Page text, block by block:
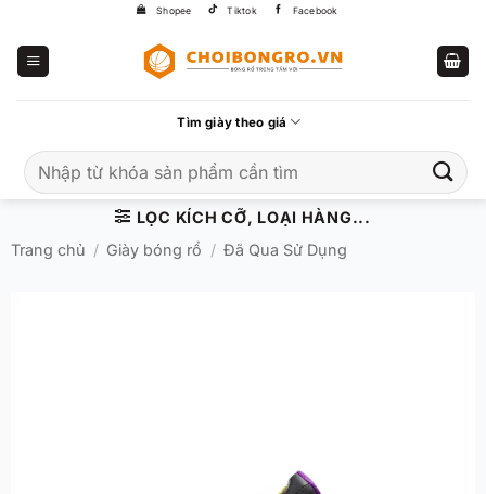
Shopee Tiktok Facebook
Tìm giày theo giá
kiếm:
LỌC KÍCH CỠ, LOẠI HÀNG...
Trang chủ / Giày bóng rổ / Đã Qua Sử Dụng